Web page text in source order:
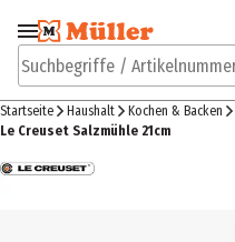
Zur Navigation
springen
Suchbegriffe / Artikelnummer
Startseite Haushalt Kochen & Backen
Le Creuset Salzmühle 21cm